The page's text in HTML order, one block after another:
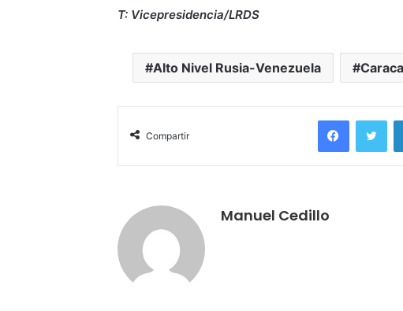
T: Vicepresidencia/LRDS
Alto Nivel Rusia-Venezuela
Compartir
Facebook
Manuel Cedillo